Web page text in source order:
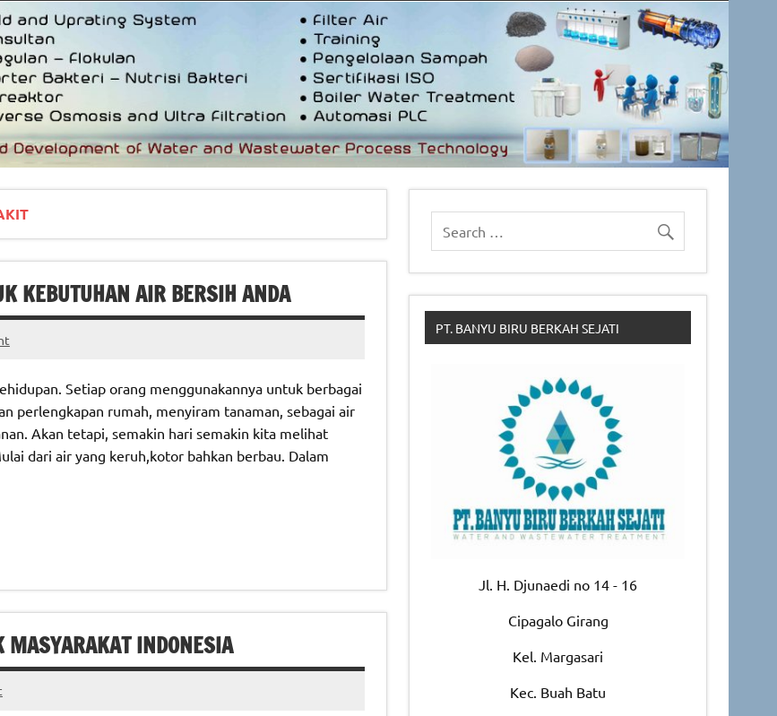
KEBUTUHAN AIR BERSIH ANDA
Setiap orang menggunakannya untuk berbagai
perlengkapan rumah, menyiram tanaman, sebagai air
Akan tetapi, semakin hari semakin kita melihat
dari air yang keruh,kotor bahkan berbau. Dalam
MASYARAKAT INDONESIA
PT. BANYU BIRU BERKAH SEJATI
Jl. H. Djunaedi no 14 - 16
Cipagalo Girang
Kel. Margasari
Kec. Buah Batu